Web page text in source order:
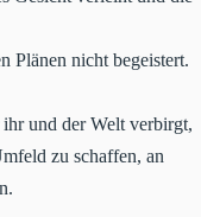
Plänen nicht begeistert.
und der Welt verbirgt,
zu schaffen, an